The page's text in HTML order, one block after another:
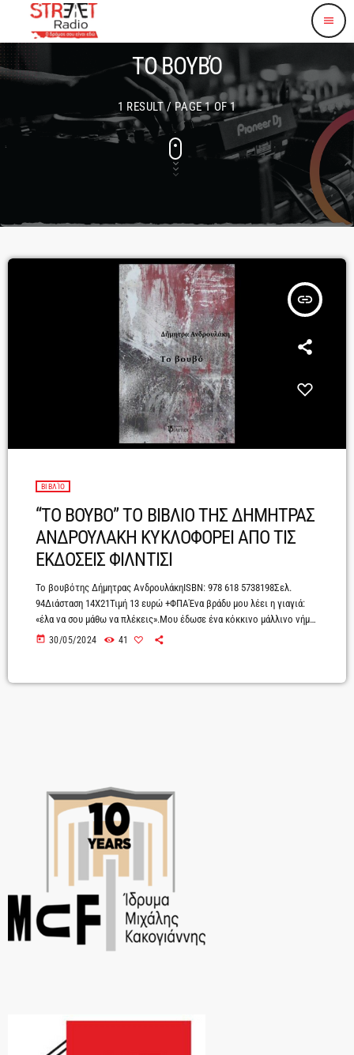
menu
ΤΟ ΒΟΥΒΌ
1 RESULT / PAGE 1 OF 1
insert_link
ΒΙΒΛΊΟ
“ΤΟ ΒΟΥΒΟ” ΤΟ ΒΙΒΛΙΟ ΤΗΣ ΔΗΜΗΤΡΑΣ
ΑΝΔΡΟΥΛΑΚΗ ΚΥΚΛΟΦΟΡΕΙ ΑΠΟ ΤΙΣ
ΕΚΔΟΣΕΙΣ ΦΙΛΝΤΙΣΙ
Το βουβότης Δήμητρας ΑνδρουλάκηISBN: 978 618 5738198Σελ.
94Διάσταση 14Χ21Τιμή 13 ευρώ +ΦΠΑΈνα βράδυ μου λέει η γιαγιά:
«έλα να σου μάθω να πλέκεις».Μου έδωσε ένα κόκκινο μάλλινο νήμα
και το χοντρό της το βελονάκι και μου ’δειξε στην αρχή το
το βελονάκι και της ζήταγα να μου δώσει το […]
today 30/05/2024 41